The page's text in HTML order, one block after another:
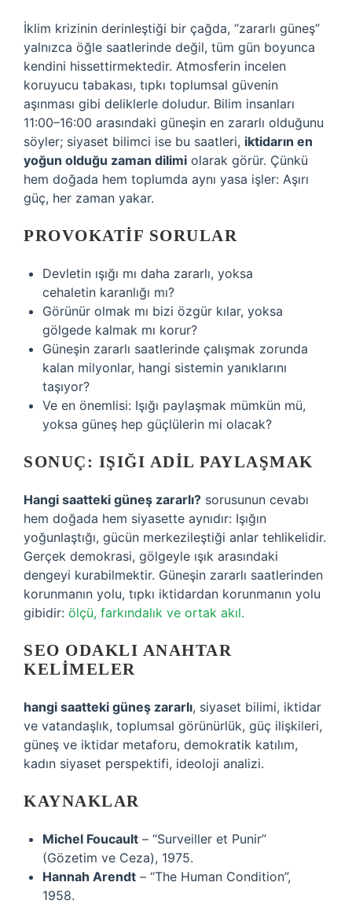
İklim krizinin derinleştiği bir çağda, “zararlı güneş”
yalnızca öğle saatlerinde değil, tüm gün boyunca
kendini hissettirmektedir. Atmosferin incelen
koruyucu tabakası, tıpkı toplumsal güvenin
aşınması gibi deliklerle doludur. Bilim insanları
11:00–16:00 arasındaki güneşin en zararlı olduğunu
söyler; siyaset bilimci ise bu saatleri, iktidarın en
yoğun olduğu zaman dilimi olarak görür. Çünkü
hem doğada hem toplumda aynı yasa işler: Aşırı
güç, her zaman yakar.
PROVOKATIF SORULAR
Devletin ışığı mı daha zararlı, yoksa
cehaletin karanlığı mı?
Görünür olmak mı bizi özgür kılar, yoksa
gölgede kalmak mı korur?
Güneşin zararlı saatlerinde çalışmak zorunda
kalan milyonlar, hangi sistemin yanıklarını
taşıyor?
Ve en önemlisi: Işığı paylaşmak mümkün mü,
yoksa güneş hep güçlülerin mi olacak?
SONUÇ: IŞIĞI ADIL PAYLAŞMAK
Hangi saatteki güneş zararlı? sorusunun cevabı
hem doğada hem siyasette aynıdır: Işığın
yoğunlaştığı, gücün merkezileştiği anlar tehlikelidir.
Gerçek demokrasi, gölgeyle ışık arasındaki
dengeyi kurabilmektir. Güneşin zararlı saatlerinden
korunmanın yolu, tıpkı iktidardan korunmanın yolu
gibidir: ölçü, farkındalık ve ortak akıl.
SEO ODAKLI ANAHTAR
KELIMELER
hangi saatteki güneş zararlı, siyaset bilimi, iktidar
ve vatandaşlık, toplumsal görünürlük, güç ilişkileri,
güneş ve iktidar metaforu, demokratik katılım,
kadın siyaset perspektifi, ideoloji analizi.
KAYNAKLAR
Michel Foucault – “Surveiller et Punir”
(Gözetim ve Ceza), 1975.
Hannah Arendt – “The Human Condition”,
1958.